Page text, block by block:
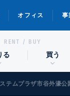
オフィス 事
RENT / BUY
る 買う
テムプラザ市谷外濠公